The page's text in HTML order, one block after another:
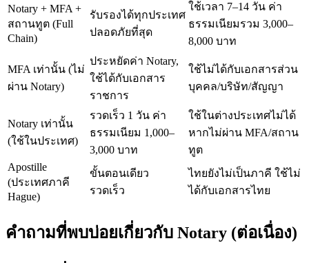
Notary + MFA +
สถานทูต (Full
Chain)
รับรองได้ทุกประเทศ
ปลอดภัยที่สุด
ใช้เวลา 7–14 วัน ค่า
ธรรมเนียมรวม 3,000–
8,000 บาท
MFA เท่านั้น (ไม่
ผ่าน Notary)
ประหยัดค่า Notary,
ใช้ได้กับเอกสาร
ราชการ
ใช้ไม่ได้กับเอกสารส่วน
บุคคล/บริษัท/สัญญา
Notary เท่านั้น
(ใช้ในประเทศ)
รวดเร็ว 1 วัน ค่า
ธรรมเนียม 1,000–
3,000 บาท
ใช้ในต่างประเทศไม่ได้
หากไม่ผ่าน MFA/สถาน
ทูต
Apostille
(ประเทศภาคี
Hague)
ขั้นตอนเดียว
รวดเร็ว
ไทยยังไม่เป็นภาคี ใช้ไม่
ได้กับเอกสารไทย
คำถามที่พบบ่อยเกี่ยวกับ Notary (ต่อเนื่อง)